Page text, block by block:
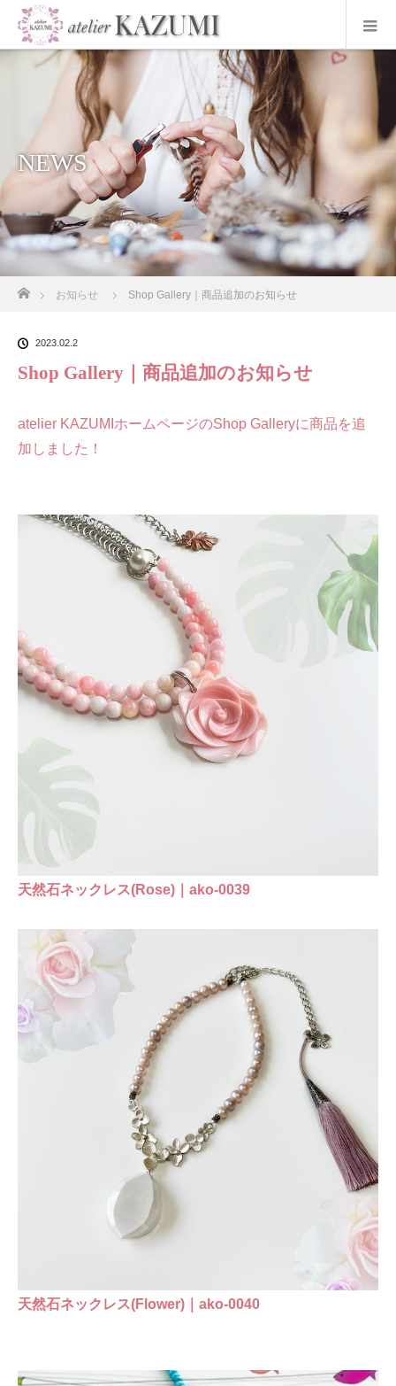
NEWS
ホーム
お知らせ Shop Gallery｜商品追加のお知らせ
2023.02.2
Shop Gallery｜商品追加のお知らせ
atelier KAZUMIホームページのShop Galleryに商品を追
加しました！
天然石ネックレス(Rose)｜ako-0039
天然石ネックレス(Flower)｜ako-0040